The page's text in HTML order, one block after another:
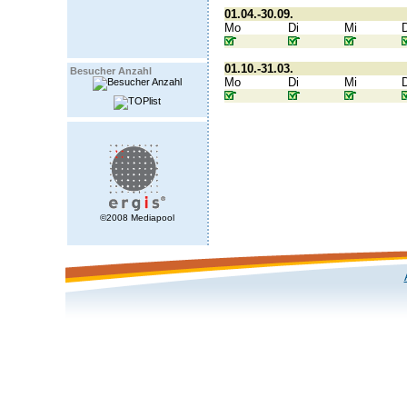
Besucher Anzahl
©2008 Mediapool
01.04.-30.09.
Mo
Di Mi
01.10.-31.03.
Mo
Di Mi